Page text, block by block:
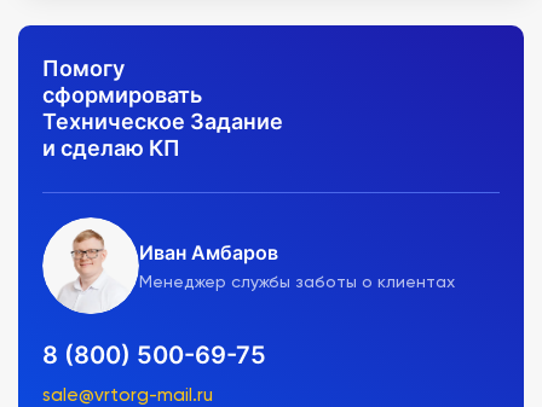
Помогу
сформировать
Техническое Задание
и сделаю КП
Иван Амбаров
Менеджер службы заботы о клиентах
8 (800) 500-69-75
sale@vrtorg-mail.ru